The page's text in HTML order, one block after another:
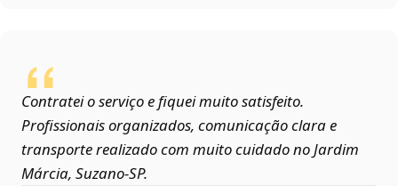
Contratei o serviço e fiquei muito satisfeito.
Profissionais organizados, comunicação clara e
transporte realizado com muito cuidado no Jardim
Márcia, Suzano‑SP.